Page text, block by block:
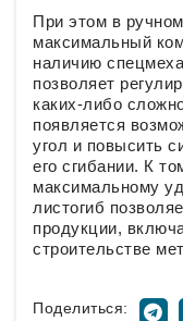
При этом в
максимальный
наличию
позволяет
каких-либо
появляется
угол и повысить
его сгибании. К
максимальному
листогиб
продукции,
строительстве
Поделиться: